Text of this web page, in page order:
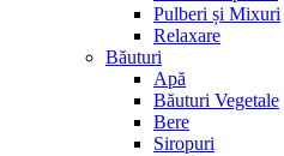
Pulberi și Mixuri
Relaxare
Băuturi
Apă
Băuturi Vegetale
Bere
Siropuri